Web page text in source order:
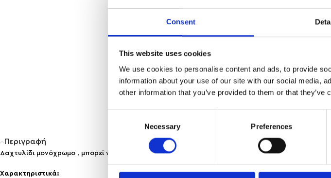
Consent
This website uses cookies
We use cookies to personalise content and ads, to provide
information about your use of our site with our social media,
other information that you’ve provided to them or that
Necessary Preferences
Περιγραφή
Δαχτυλίδι μονόχρωμο , μπορεί να φορεθεί μόνο του η και με άλλα δαχτυλίδια για ένα φοβερό
Χαρακτηριστικά: